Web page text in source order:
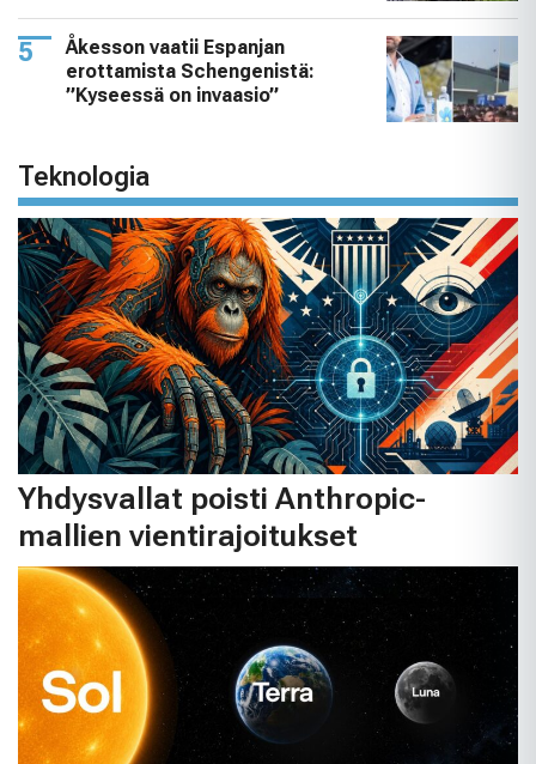
Åkesson vaatii Espanjan
erottamista Schengenistä:
”Kyseessä on invaasio”
Teknologia
Yhdysvallat poisti Anthropic-
mallien vientirajoitukset